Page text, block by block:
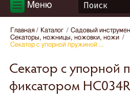
Меню
Главная Каталог
Садовый
Секаторы, ножницы, ножовки, ножи
Секатор с упорной пружиной ...
Секатор с упорной
фиксатором